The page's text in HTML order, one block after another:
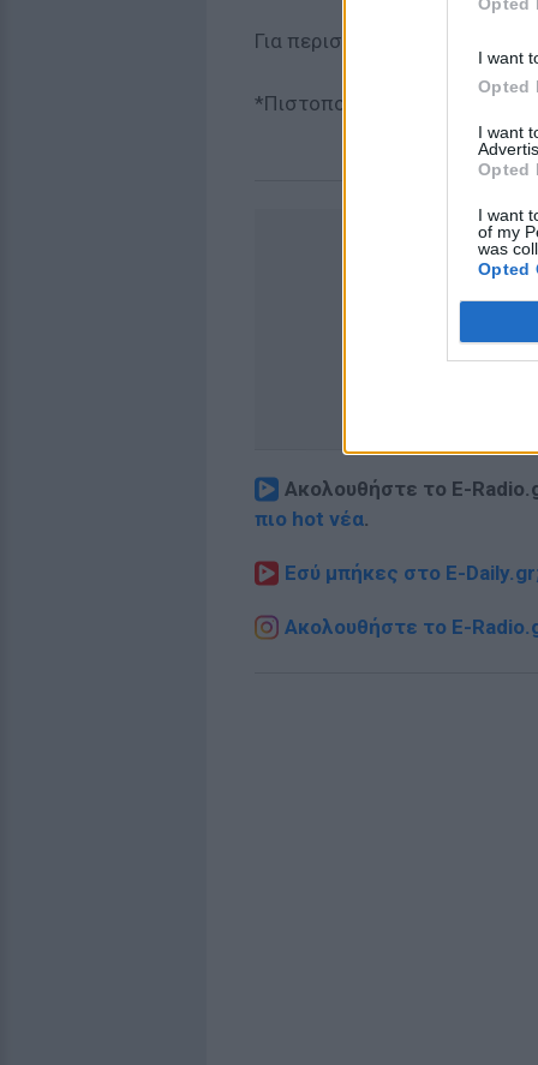
I want
Opted
I want
Opted
I want
of my
was
Opted
Για περισσότερες
*Πιστοποιημένη έρευνα του
Ακολουθήστε το E-
πιο hot νέα.
Εσύ μπήκες στο E-
Ακολουθήστε το E-